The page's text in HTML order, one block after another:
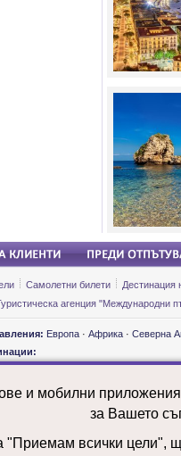
Самолетни билети Дестинация
агенция "Международни
Европа · Африка · Северна
Австралия
Азербайджан
Великобритания
и мобилни
за Вашето
"Приемам всички цели",